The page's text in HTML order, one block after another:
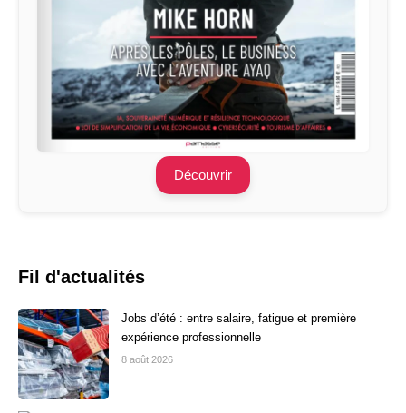
Découvrir
Fil d'actualités
Jobs d’été : entre salaire, fatigue et première
expérience professionnelle
8 août 2026